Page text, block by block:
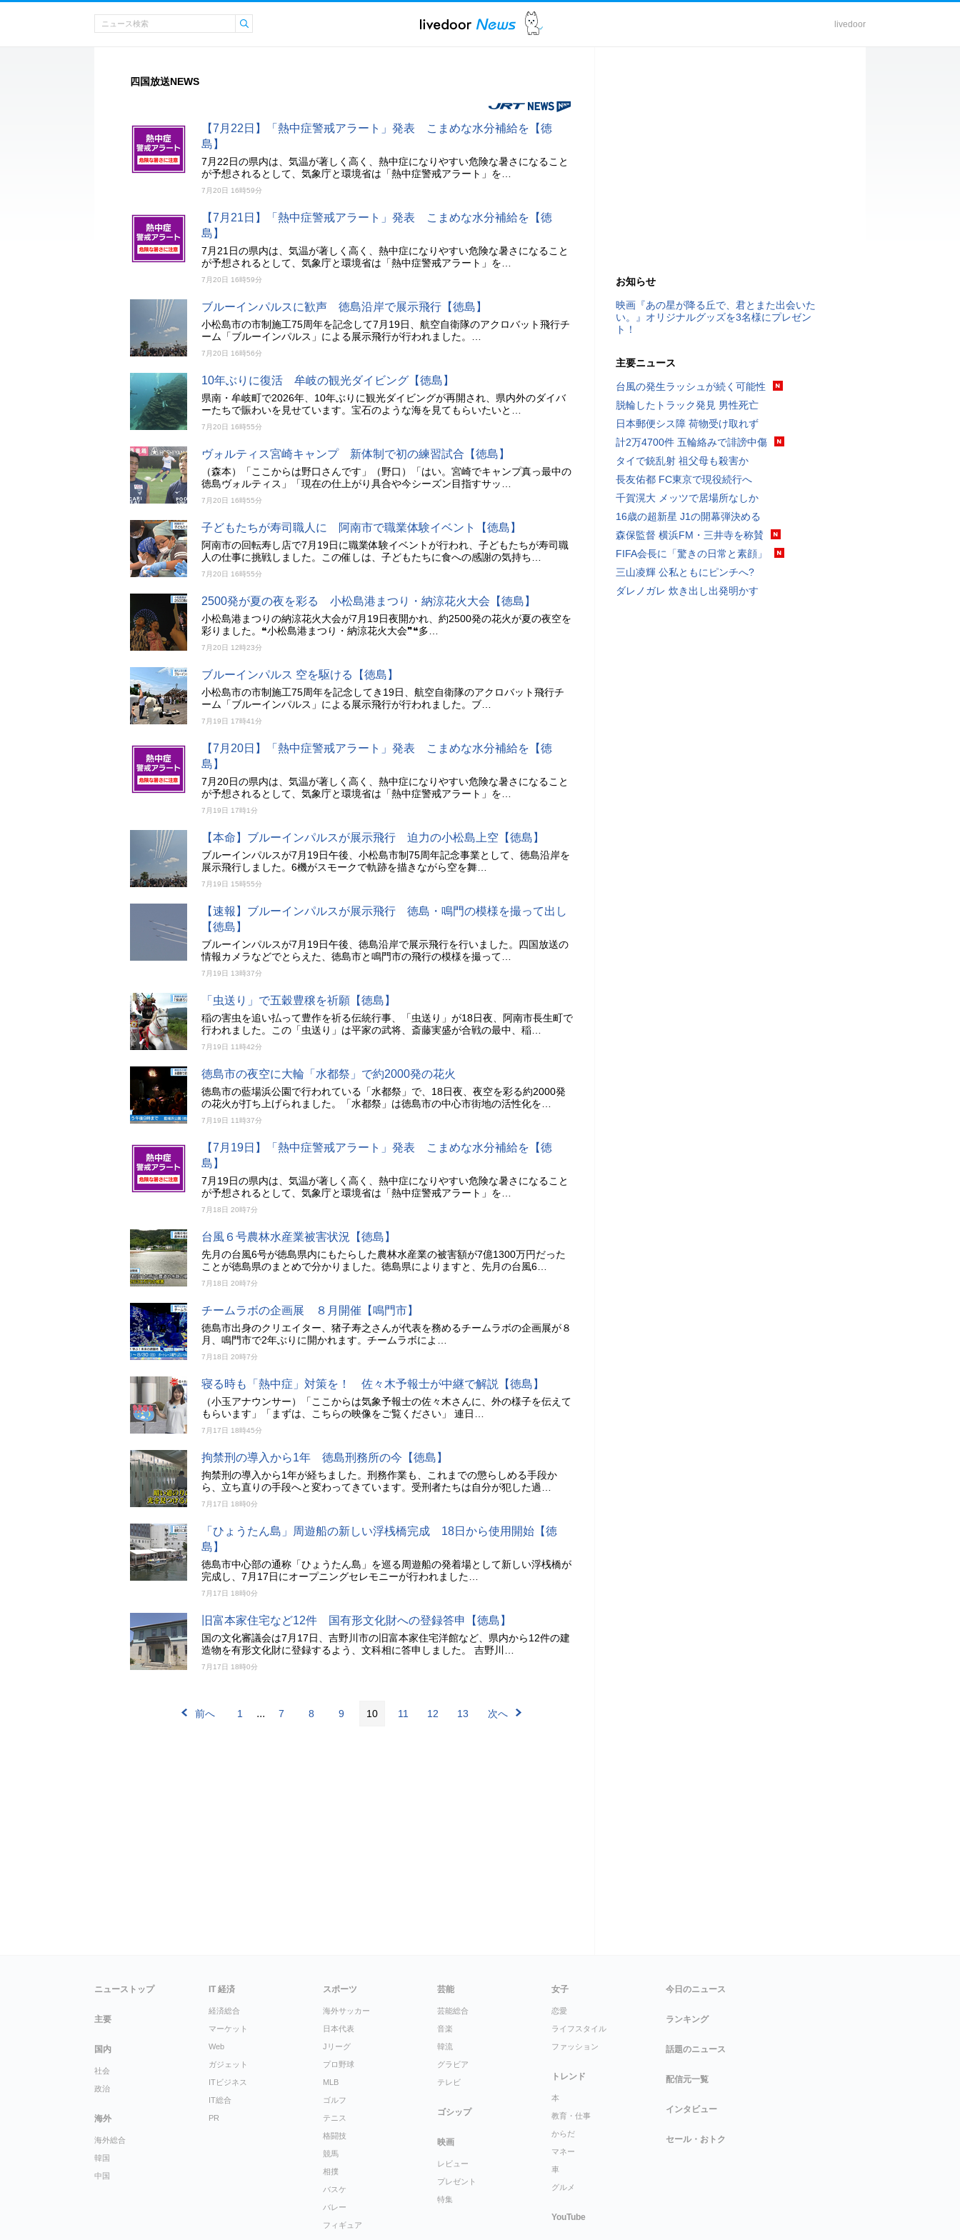
livedoor
四国放送NEWS
【7月22日】「熱中症警戒アラート」発表 こまめな水分補給を【徳
島】
7月22日の県内は、気温が著しく高く、熱中症になりやすい危険な暑さになること
が予想されるとして、気象庁と環境省は「熱中症警戒アラート」を…
7月20日 16時59分
【7月21日】「熱中症警戒アラート」発表 こまめな水分補給を【徳
島】
7月21日の県内は、気温が著しく高く、熱中症になりやすい危険な暑さになること
が予想されるとして、気象庁と環境省は「熱中症警戒アラート」を…
7月20日 16時59分
ブルーインパルスに歓声 徳島沿岸で展示飛行【徳島】
小松島市の市制施工75周年を記念して7月19日、航空自衛隊のアクロバット飛行チ
ーム「ブルーインパルス」による展示飛行が行われました。…
7月20日 16時56分
10年ぶりに復活 牟岐の観光ダイビング【徳島】
県南・牟岐町で2026年、10年ぶりに観光ダイビングが再開され、県内外のダイバ
ーたちで賑わいを見せています。宝石のような海を見てもらいたいと…
7月20日 16時55分
ヴォルティス宮崎キャンプ 新体制で初の練習試合【徳島】
（森本）「ここからは野口さんです」（野口）「はい。宮崎でキャンプ真っ最中の
徳島ヴォルティス」「現在の仕上がり具合や今シーズン目指すサッ…
7月20日 16時55分
子どもたちが寿司職人に 阿南市で職業体験イベント【徳島】
阿南市の回転寿し店で7月19日に職業体験イベントが行われ、子どもたちが寿司職
人の仕事に挑戦しました。この催しは、子どもたちに食への感謝の気持ち…
7月20日 16時55分
2500発が夏の夜を彩る 小松島港まつり・納涼花火大会【徳島】
小松島港まつりの納涼花火大会が7月19日夜開かれ、約2500発の花火が夏の夜空を
彩りました。❝小松島港まつり・納涼花火大会❞❝多…
7月20日 12時23分
ブルーインパルス 空を駆ける【徳島】
小松島市の市制施工75周年を記念してき19日、航空自衛隊のアクロバット飛行チ
ーム「ブルーインパルス」による展示飛行が行われました。ブ…
7月19日 17時41分
【7月20日】「熱中症警戒アラート」発表 こまめな水分補給を【徳
島】
7月20日の県内は、気温が著しく高く、熱中症になりやすい危険な暑さになること
が予想されるとして、気象庁と環境省は「熱中症警戒アラート」を…
7月19日 17時1分
【本命】ブルーインパルスが展示飛行 迫力の小松島上空【徳島】
ブルーインパルスが7月19日午後、小松島市制75周年記念事業として、徳島沿岸を
展示飛行しました。6機がスモークで軌跡を描きながら空を舞…
7月19日 15時55分
【速報】ブルーインパルスが展示飛行 徳島・鳴門の模様を撮って出し
【徳島】
ブルーインパルスが7月19日午後、徳島沿岸で展示飛行を行いました。四国放送の
情報カメラなどでとらえた、徳島市と鳴門市の飛行の模様を撮って…
7月19日 13時37分
「虫送り」で五穀豊穣を祈願【徳島】
稲の害虫を追い払って豊作を祈る伝統行事、「虫送り」が18日夜、阿南市長生町で
行われました。この「虫送り」は平家の武将、斎藤実盛が合戦の最中、稲…
7月19日 11時42分
徳島市の夜空に大輪「水都祭」で約2000発の花火
徳島市の藍場浜公園で行われている「水都祭」で、18日夜、夜空を彩る約2000発
の花火が打ち上げられました。「水都祭」は徳島市の中心市街地の活性化を…
7月19日 11時37分
【7月19日】「熱中症警戒アラート」発表 こまめな水分補給を【徳
島】
7月19日の県内は、気温が著しく高く、熱中症になりやすい危険な暑さになること
が予想されるとして、気象庁と環境省は「熱中症警戒アラート」を…
7月18日 20時7分
台風６号農林水産業被害状況【徳島】
先月の台風6号が徳島県内にもたらした農林水産業の被害額が7億1300万円だった
ことが徳島県のまとめで分かりました。徳島県によりますと、先月の台風6…
7月18日 20時7分
チームラボの企画展 ８月開催【鳴門市】
徳島市出身のクリエイター、猪子寿之さんが代表を務めるチームラボの企画展が８
月、鳴門市で2年ぶりに開かれます。チームラボによ…
7月18日 20時7分
寝る時も「熱中症」対策を！ 佐々木予報士が中継で解説【徳島】
（小玉アナウンサー）「ここからは気象予報士の佐々木さんに、外の様子を伝えて
もらいます」「まずは、こちらの映像をご覧ください」 連日…
7月17日 18時45分
拘禁刑の導入から1年 徳島刑務所の今【徳島】
拘禁刑の導入から1年が経ちました。刑務作業も、これまでの懲らしめる手段か
ら、立ち直りの手段へと変わってきています。受刑者たちは自分が犯した過…
7月17日 18時0分
「ひょうたん島」周遊船の新しい浮桟橋完成 18日から使用開始【徳
島】
徳島市中心部の通称「ひょうたん島」を巡る周遊船の発着場として新しい浮桟橋が
完成し、7月17日にオープニングセレモニーが行われました…
7月17日 18時0分
旧富本家住宅など12件 国有形文化財への登録答申【徳島】
国の文化審議会は7月17日、吉野川市の旧富本家住宅洋館など、県内から12件の建
造物を有形文化財に登録するよう、文科相に答申しました。 吉野川…
7月17日 18時0分
前へ 1 ... 7 8 9 10 11 12 13 次へ
お知らせ
映画『あの星が降る丘で、君とまた出会いた
い。』オリジナルグッズを3名様にプレゼン
ト！
主要ニュース
台風の発生ラッシュが続く可能性
脱輪したトラック発見 男性死亡
日本郵便シス障 荷物受け取れず
計2万4700件 五輪絡みで誹謗中傷
タイで銃乱射 祖父母も殺害か
長友佑都 FC東京で現役続行へ
千賀滉大 メッツで居場所なしか
16歳の超新星 J1の開幕弾決める
森保監督 横浜FM・三井寺を称賛
FIFA会長に「驚きの日常と素顔」
三山凌輝 公私ともにピンチへ?
ダレノガレ 炊き出し出発明かす
ニューストップ
主要
国内
社会
政治
海外
海外総合
韓国
中国
IT 経済
経済総合
マーケット
Web
ガジェット
ITビジネス
IT総合
PR
スポーツ
海外サッカー
日本代表
Jリーグ
プロ野球
MLB
ゴルフ
テニス
格闘技
競馬
相撲
バスケ
バレー
フィギュア
芸能
芸能総合
音楽
韓流
グラビア
テレビ
ゴシップ
映画
レビュー
プレゼント
特集
女子
恋愛
ライフスタイル
ファッション
トレンド
本
教育・仕事
からだ
マネー
車
グルメ
YouTube
今日のニュース
ランキング
話題のニュース
配信元一覧
インタビュー
セール・おトク